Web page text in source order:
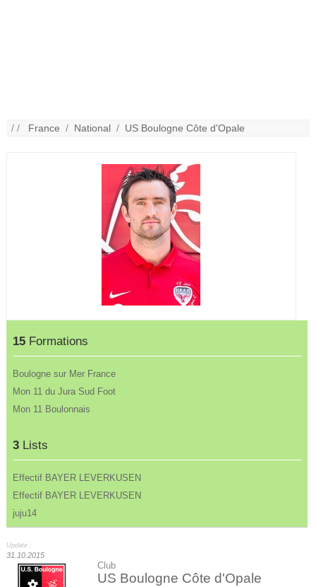
/ / France / National / US Boulogne Côte d'Opale
15 Formations
Boulogne sur Mer France
Mon 11 du Jura Sud Foot
Mon 11 Boulonnais
3 Lists
Effectif BAYER LEVERKUSEN
Effectif BAYER LEVERKUSEN
juju14
Update :
31.10.2015
Club
US Boulogne Côte d'Opale